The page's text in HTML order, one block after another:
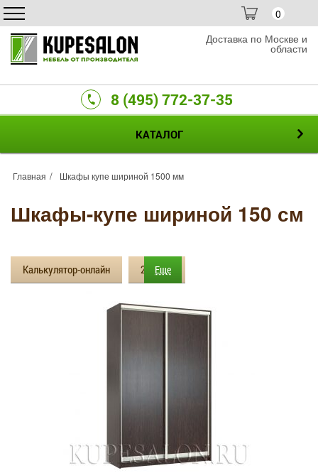
0
Доставка по Москве и
области
8 (495) 772-37-35
КАТАЛОГ
Главная Шкафы купе шириной 1500 мм
Шкафы-купе шириной 150 см
Калькулятор-онлайн 2 двери
Зеркальные
Еще